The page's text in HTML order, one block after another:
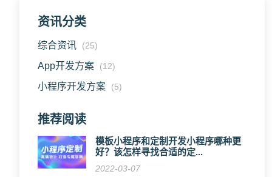
资讯分类
综合资讯 (25)
App开发方案 (12)
小程序开发方案 (5)
推荐阅读
模板小程序和定制开发小程序哪种更
好？该怎样寻找合适的定...
2022-03-07